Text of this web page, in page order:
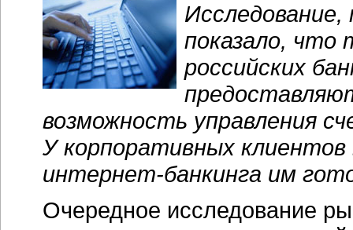
Исследование,
показало, что
российских
возможность управления
У корпоративных
интернет-банкинга им
Очередное исследование